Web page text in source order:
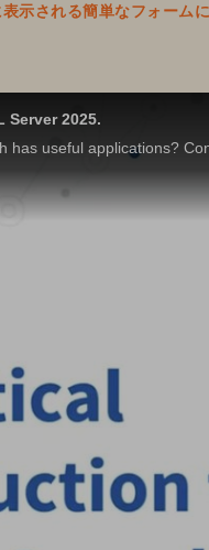
示される簡単なフォーム
Server 2025.
has useful applications?